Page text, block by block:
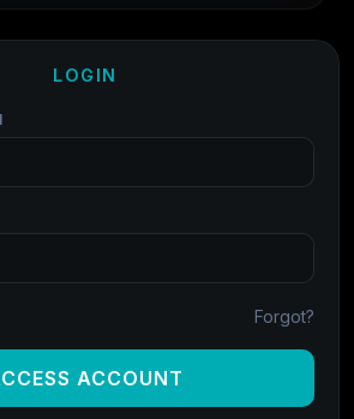
LOGIN
Forgot?
ACCOUNT